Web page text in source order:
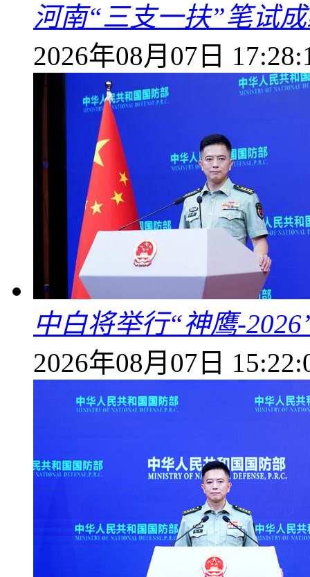
河南“三支一扶”笔试
2026年08月07日
中白将举行“神鹰-
2026年08月07日